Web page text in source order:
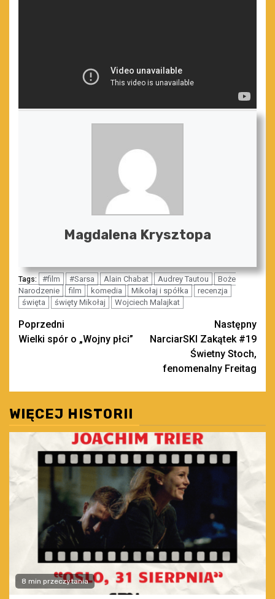
Magdalena Krysztopa
Tags: #film #Sarsa Alain Chabat Audrey Tautou
Boże
Narodzenie
film komedia Mikołaj i spółka
recenzja
święta
święty Mikołaj Wojciech Malajkat
Zobacz
wpisy
Poprzedni
Wielki spór o „Wojny płci”
Następny
NarciarSKI Zakątek #19
Świetny Stoch,
fenomenalny Freitag
WIĘCEJ HISTORII
8 min przeczytania